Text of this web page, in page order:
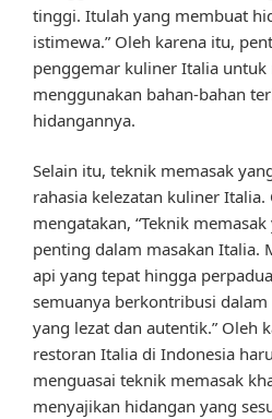
tinggi. Itulah yang membuat
istimewa.” Oleh karena itu,
penggemar kuliner Italia
menggunakan bahan-bahan
hidangannya.
Selain itu, teknik memasak
rahasia kelezatan kuliner Italia.
mengatakan, “Teknik
penting dalam masakan Italia.
api yang tepat hingga
semuanya berkontribusi
yang lezat dan autentik.” Oleh
restoran Italia di Indonesia
menguasai teknik memasak
menyajikan hidangan yang